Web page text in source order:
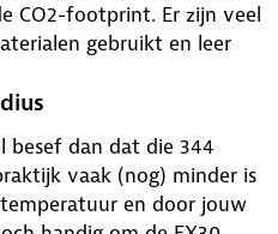
CO2-footprint. Er zijn veel
gebruikt en leer
besef dan dat die 344
vaak (nog) minder is
en door jouw